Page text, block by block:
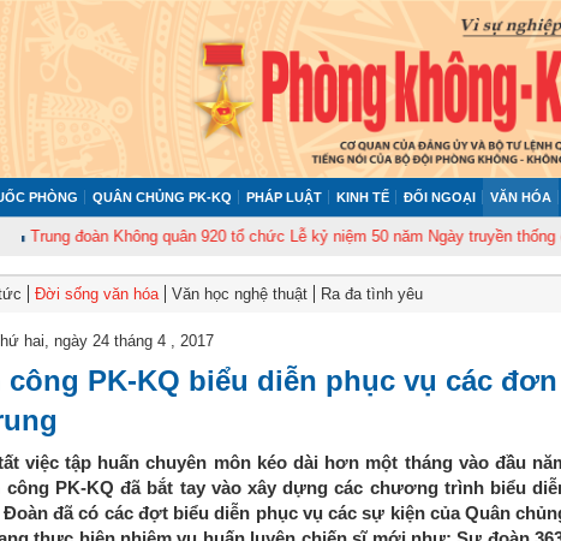
PHÒNG QUÂN CHỦNG PK-KQ PHÁP LUẬT KINH TẾ ĐỐI NGOẠI VĂN HÓA
đoàn Không quân 920 tổ chức Lễ kỷ niệm 50 năm Ngày truyền thống (12-
Đời sống văn hóa Văn học nghệ thuật Ra đa tình yêu
hai, ngày 24 tháng 4 , 2017
công PK-KQ biểu diễn phục vụ các đơn
việc tập huấn chuyên môn kéo dài hơn một tháng vào đầu
công PK-KQ đã bắt tay vào xây dựng các chương trình biểu
đã có các đợt biểu diễn phục vụ các sự kiện của Quân